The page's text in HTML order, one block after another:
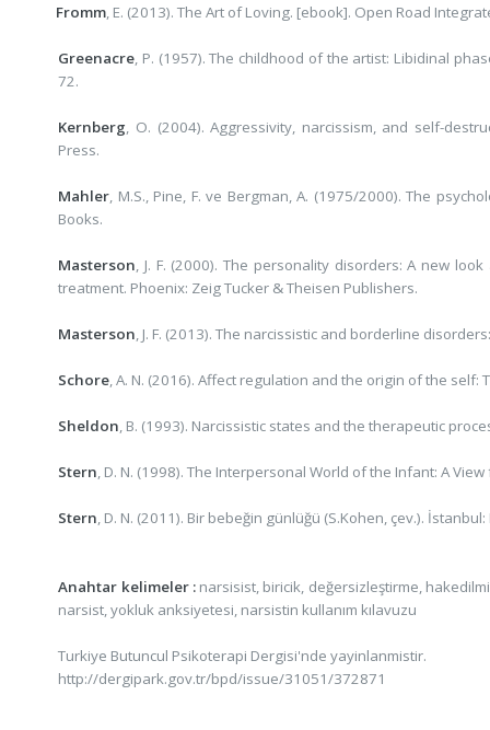
Fromm, E. (2013). The Art of Loving. [ebook]. Open Road
Greenacre, P. (1957). The childhood of the artist: Libidinal
72.
Kernberg, O. (2004). Aggressivity, narcissism, and self-
Press.
Mahler, M.S., Pine, F. ve Bergman, A. (1975/2000). The
Books.
Masterson, J. F. (2000). The personality disorders: A new
treatment. Phoenix: Zeig Tucker & Theisen Publishers.
Masterson, J. F. (2013). The narcissistic and borderline
Schore, A. N. (2016). Affect regulation and the origin of the
Sheldon, B. (1993). Narcissistic states and the therapeutic
Stern, D. N. (1998). The Interpersonal World of the Infant: A
Stern, D. N. (2011). Bir bebeğin günlüğü (S.Kohen, çev.). İstanbul:
Anahtar kelimeler :narsisist, biricik, değersizleştirme,
narsist, yokluk anksiyetesi, narsistin kullanım kılavuzu
Turkiye Butuncul Psikoterapi Dergisi'nde yayinlanmistir.
http://dergipark.gov.tr/bpd/issue/31051/372871